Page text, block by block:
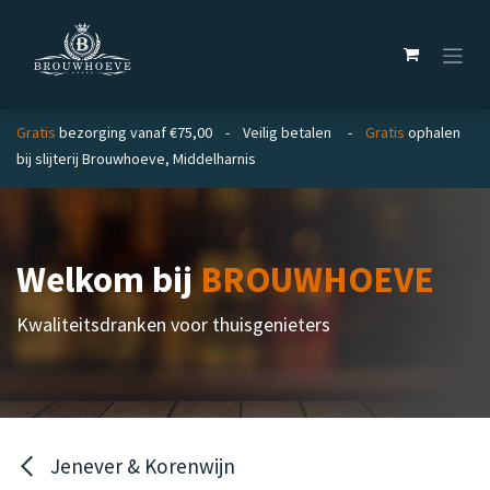
Gratis bezorging vanaf €75,00 - Veilig betalen - Gratis ophalen
bij slijterij Brouwhoeve, Middelharnis
Welkom bijBROUWHOEVE
Kwaliteitsdranken voor thuisgenieters
Jenever & Korenwijn